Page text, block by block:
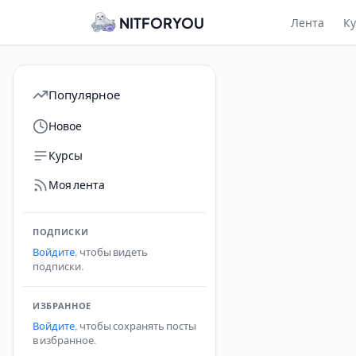
NITFORYOU Лента
Популярное
Новое
Курсы
Моя лента
ПОДПИСКИ
Войдите, чтобы видеть
подписки.
ИЗБРАННОЕ
Войдите, чтобы сохранять посты
в избранное.